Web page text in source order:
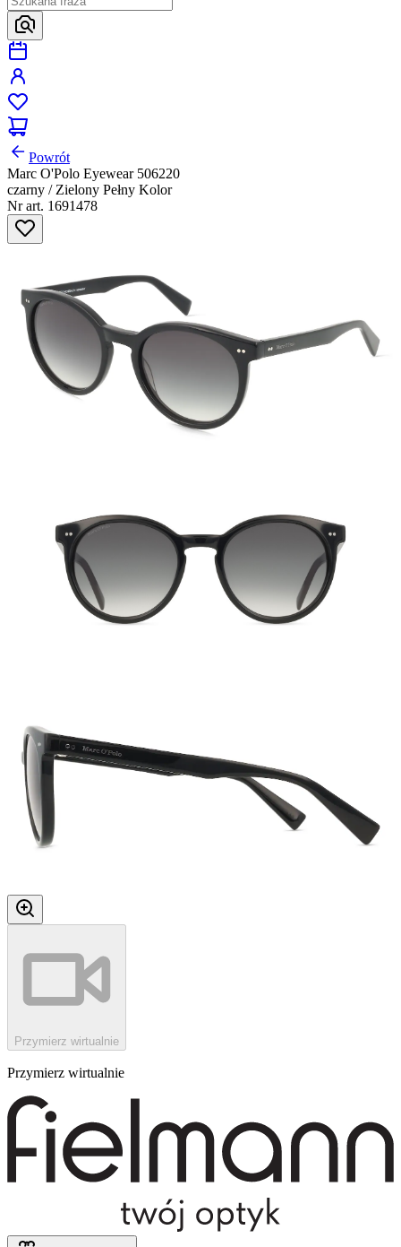
Powrót
Marc O'Polo Eyewear 506220
czarny / Zielony Pełny Kolor
Nr art. 1691478
Przymierz wirtualnie
Przymierz wirtualnie